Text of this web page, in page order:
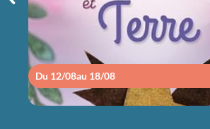
Du 12/08au 18/08